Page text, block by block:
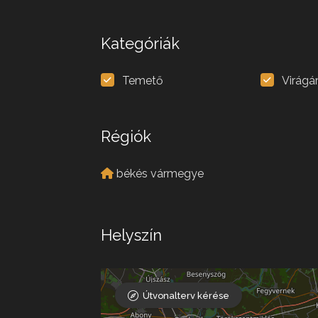
Kategóriák
Temető
Régiók
békés vármegye
Helyszín
Útvonalterv kérése